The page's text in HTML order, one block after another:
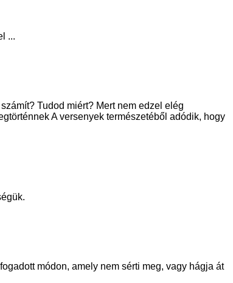
...
Tudod miért? Mert nem edzel elég
A versenyek természetéből adódik, hogy
módon, amely nem sérti meg, vagy hágja át